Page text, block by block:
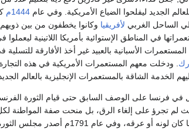
الجديد ليفلحوا الضياع الأمريكية. وفي عام 1444م
لأفريقيا وكانوا يخطفون من بين
في المناطق الإستوائية بأمريكا اللاتينية
الأسبانية بالعبيد غير أخذ الأفارقة
. ودخلت معهم المستعمرات الأمريكية في هذه
الخدمة الشاقة بالمستعمرات الإنجليزية بالعالم الجديد.
في فرنسا على الوصف السابق حتى قيام الثورة
حيث لم تجرؤ على إلغاء الرق، بل منحت صفة المواطنة
أرضها مهما كان لونه أو عرقه، وفي عام 1791م